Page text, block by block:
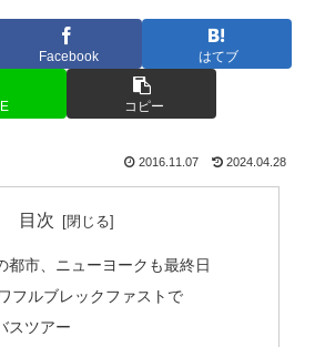
Facebook はてブ
コピー
2016.11.07 2024.04.28
目次
都市、ニューヨークも最終日
フルブレックファストで
スツアー